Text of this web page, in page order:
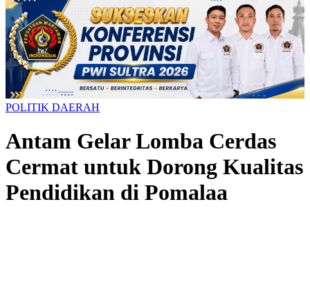
POLITIK DAERAH
Antam Gelar Lomba Cerdas
Cermat untuk Dorong Kualitas
Pendidikan di Pomalaa